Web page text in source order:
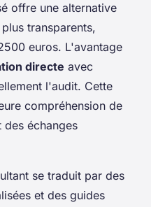
offre une alternative
transparents,
euros. L'avantage
directe avec
l'audit. Cette
compréhension de
échanges
se traduit par des
et des guides